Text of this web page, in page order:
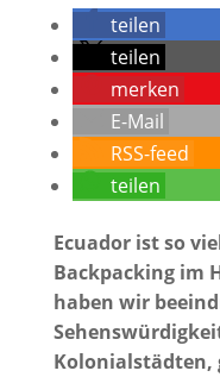
teilen
teilen
merken
E-Mail
RSS-feed
teilen
Ecuador ist so
Backpacking im
haben wir
Kolonialstädten,